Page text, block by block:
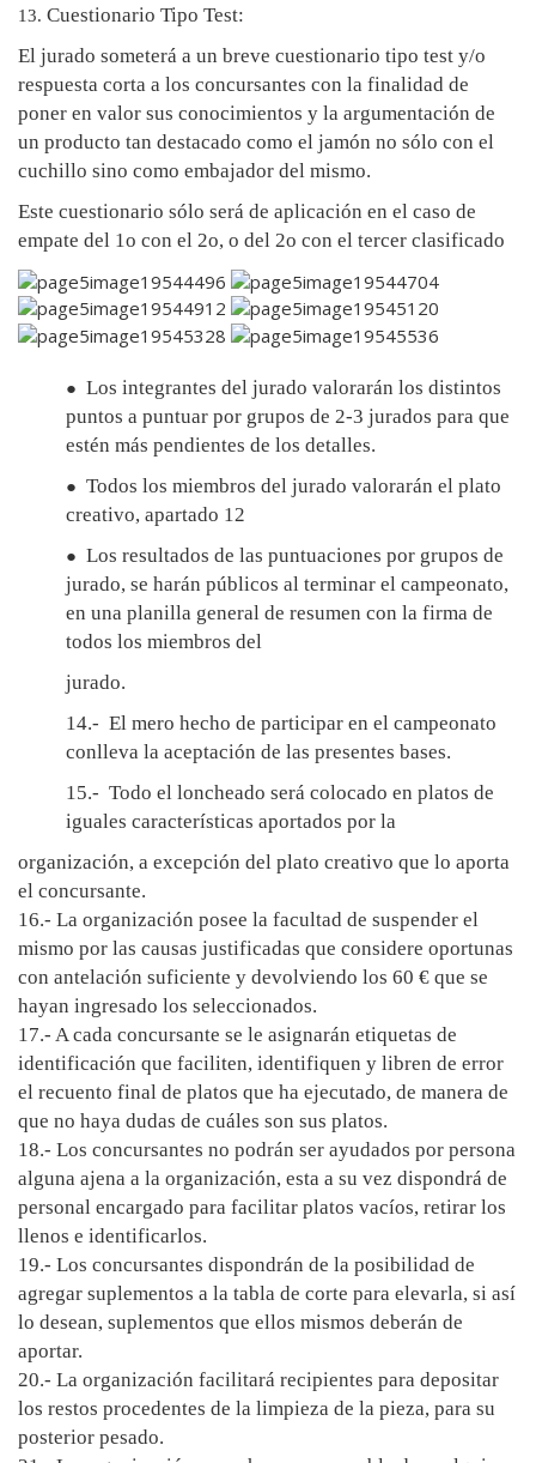
13. Cuestionario Tipo Test:
El jurado someterá a un breve cuestionario tipo test y/o
respuesta corta a los concursantes con la finalidad de
poner en valor sus conocimientos y la argumentación de
un producto tan destacado como el jamón no sólo con el
cuchillo sino como embajador del mismo.
Este cuestionario sólo será de aplicación en el caso de
empate del 1o con el 2o, o del 2o con el tercer clasificado
● Los integrantes del jurado valorarán los distintos
puntos a puntuar por grupos de 2-3 jurados para que
estén más pendientes de los detalles.
● Todos los miembros del jurado valorarán el plato
creativo, apartado 12
● Los resultados de las puntuaciones por grupos de
jurado, se harán públicos al terminar el campeonato,
en una planilla general de resumen con la firma de
todos los miembros del
jurado.
14.- El mero hecho de participar en el campeonato
conlleva la aceptación de las presentes bases.
15.- Todo el loncheado será colocado en platos de
iguales características aportados por la
organización, a excepción del plato creativo que lo aporta
el concursante.
16.- La organización posee la facultad de suspender el
mismo por las causas justificadas que considere oportunas
con antelación suficiente y devolviendo los 60 € que se
hayan ingresado los seleccionados.
17.- A cada concursante se le asignarán etiquetas de
identificación que faciliten, identifiquen y libren de error
el recuento final de platos que ha ejecutado, de manera de
que no haya dudas de cuáles son sus platos.
18.- Los concursantes no podrán ser ayudados por persona
alguna ajena a la organización, esta a su vez dispondrá de
personal encargado para facilitar platos vacíos, retirar los
llenos e identificarlos.
19.- Los concursantes dispondrán de la posibilidad de
agregar suplementos a la tabla de corte para elevarla, si así
lo desean, suplementos que ellos mismos deberán de
aportar.
20.- La organización facilitará recipientes para depositar
los restos procedentes de la limpieza de la pieza, para su
posterior pesado.